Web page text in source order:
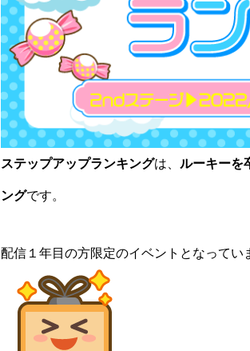
ステップアップランキングは、 ルーキーを
ングです。
配信１年目の方限定のイベントとなって